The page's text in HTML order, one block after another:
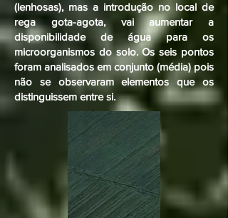
(lenhosas), mas a introdução no local de
rega gota-agota, vai aumentar a
disponibilidade de água para os
microorganismos do solo. Os seis pontos
foram analisados em conjunto (média) pois
não se observaram elementos que os
distinguissem entre si.